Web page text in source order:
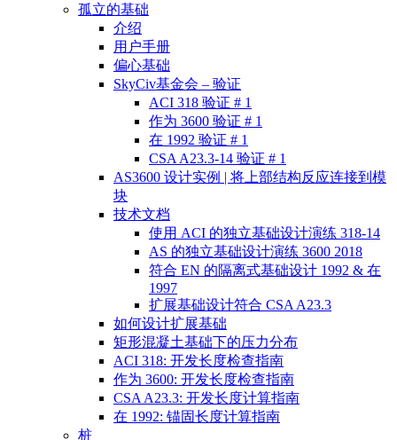
孤立的基础
介绍
用户手册
偏心基础
SkyCiv基金会 – 验证
ACI 318 验证 # 1
作为 3600 验证 # 1
在 1992 验证 # 1
CSA A23.3-14 验证 # 1
AS3600 设计实例 | 将上部结构反应连接到模
块
技术文档
使用 ACI 的独立基础设计演练 318-14
AS 的独立基础设计演练 3600 2018
符合 EN 的隔离式基础设计 1992 & 在
1997
扩展基础设计符合 CSA A23.3
如何设计扩展基础
矩形混凝土基础下的压力分布
ACI 318: 开发长度检查指南
作为 3600: 开发长度检查指南
CSA A23.3: 开发长度计算指南
在 1992: 锚固长度计算指南
桩